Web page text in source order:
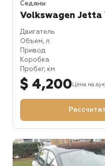
Седаны
Volkswagen Jetta
Двигатель
Объем, л.
Привод
Коробка
Пробег, км.
$ 4,200 Цена на